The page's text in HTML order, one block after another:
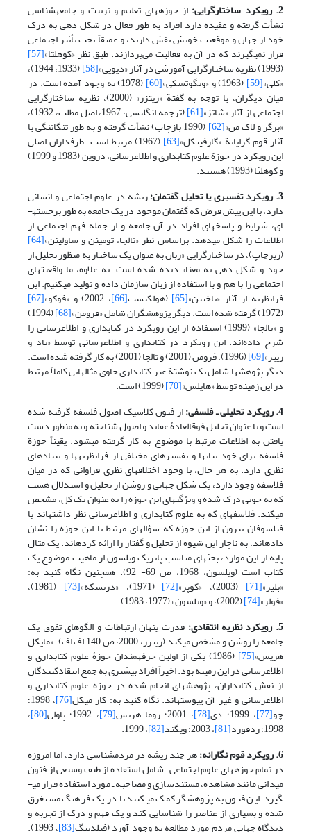
2. رویکرد ساختارگرایی:
از حوزه­های تعلیم و تربیت و جامعه­شناسی
نشأت گرفته و عقیده دارد افراد به طور فعال در شکل دهی به درک
خود از جهان و موقعیت خویش نقش دارند، و عمیقاً تحت تأثیر اجتماعی
قرار نمی­گیرند که در آن به فعالیت می‌پردازند. طبق نظر «کوهلثا»[57]
(1993) نظریه ساختارگرایی آموزشی در آثار «دیویی» [58] (1933، 1944)،
«کلی»[59] (1963) و «ویگوتسکی» [60] (1978) به وجود آمده است. در
میان دیگران، با توجه به گفتة «ریتزر» (2000)، نظریه ساختارگرایی
اجتماعی از آثار «شاتز»[61] (ترجمه انگلیسی، 1967، اصل مطلب، 1932)،
«برگر و لاک من»[62] (1990 بازچاپ) نشأت گرفته و به طور تنگاتنگی با
آثار قوم گرایانة «گارفینکل»[63] (1967) مرتبط است. طرفداران اصلی
این رویکرد در حوزة علوم کتابداری و اطلاع­رسانی، دروین (1983 و 1999)
و کوهلثا (1993) هستند.
3. رویکرد تفسیری یا تحلیل گفتمان:
ریشه در علوم اجتماعی و انسانی
دارد، با این پیش فرض که گفتمان موجود در یک جامعه به طور برجسته­
ای، شرایط و پاسخهای افراد در آن جامعه و از جمله فهم اجتماعی از
اطلاعات را شکل می­دهد. براساس نظر «تالجا، تومینن و ساولینن»[64]
(زیرچاپ)، در ساختارگرایی «زبان به عنوان یک ساختار به منظور تحلیل از
خود و شکل دهی به معنا» دیده شده است. به علاوه، ما واقعیتهای
اجتماعی را با هم و با استفاده از زبان سازمان داده و تولید می­کنیم. این
فرانظریه از آثار «باختین»[65] (هولکیست[66] ، 2002) و «فوکو» [67]
(1972) گرفته شده است. دیگر پژوهشگران شامل «فرومن» [68]
(1994)
و «تالجا» (1999) استفاده از این رویکرد در کتابداری و اطلاع­رسانی را
شرح داده‌اند. این رویکرد در کتابداری و اطلاع­رسانی توسط «باد و
ریبر»[69] (1996)، فرومن (2001) و تالجا (2001) به کار گرفته شده است.
دیگر پژوهشها شامل یک نوشتة غیر کتابداری حاوی مثالهایی کاملاً مرتبط
در این زمینه توسط «هایلس»[70]
(1999) است.
4. رویکرد تحلیلی ـ فلسفی:
از فنون کلاسیک اصول فلسفه گرفته شده
است و با عنوان تحلیل فوق­العادۀ عقاید و اصول شناخته و به منظور دست
یافتن به اطلاعات مرتبط با موضوع به کار گرفته می­شود. یقیناً حوزة
فلسفه برای خود بیانها و تفسیرهای مختلفی از فرانظریه­ها و بنیادهای
نظری دارد. به هر حال، با وجود اختلافهای نظری فراوانی که در میان
فلاسفه وجود دارد، یک شکل جهانی و روشن از تحلیل و استدلال هست
که به خوبی درک شده و ویژگیهای این حوزه را به عنوان یک کل، مشخص
می­کند. فلاسفه­ای که به علوم کتابداری و اطلاع­رسانی نظر داشته­اند یا
فیلسوفان بیرون از این حوزه که سؤالهای مرتبط با این حوزه را نشان
داده­اند، به ناچار این شیوه از تحلیل و گفتار را ارائه کرده­اند. یک مثال
پایه از این موارد، بحثهای مناسب پاتریک ویلسون از ماهیت موضوع یک
کتاب است (ویلسون، 1968، ص 69- 92). همچنین نگاه کنید به:
«بلیر»[71] (2003)، «کوپر» [72] (1971)، «درتسکه» [73] (1981)،
«فولر»[74]
(2002)، و «ویلسون» (1977، 1983).
5. رویکرد نظریه انتقادی:
قدرت پنهان ارتباطات و الگوهای تفوق یک
جامعه را روشن و مشخص می­کند (ریتزر، 2000، ص 140 اف اف). «مایکل
هریس»[75] (1986) یکی از اولین حرفه­مندان حوزۀ علوم کتابداری و
اطلاع­رسانی در این زمینه بود. اخیراً افراد بیشتری به جمع انتقادکنندگان
از نقش کتابداران، پژوهشهای انجام شده در حوزة علوم کتابداری و
اطلاع­رسانی و غیر آن پیوسته­اند. نگاه کنید به: کار میکل[76] ، 1998؛
چو[77] ، 1999؛ دی [78] ، 2001؛ روما هریس [79] ، 1992؛ پاولی [80] ،
1998؛ ردفورد [81] ، 2003؛ ویگند [82]
، 1999.
6. رویکرد قوم نگارانه:
هر چند ریشه در مردم­شناسی دارد، اما امروزه
در تمام حوزه­های علوم اجتماعی ـ شامل استفاده از طیف وسیعی از فنون
میدانی مانند مشاهده­، مستندسازی و مصاحبه ـ مورد استفاده قرار می­
گیرد. این فنون به پژوهشگر کمک می­کنند تا در یک فرهنگ مستغرق
شده و بسیاری از عناصر را شناسایی کند و یک فهم و درک از تجربه و
دیدگاه جهانی مردم مورد مطالعه به وجود آورد (فیلدینگ[83] ، 1993).